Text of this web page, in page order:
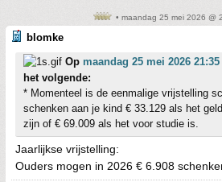
• maandag 25 mei 2026 @
blomke
Op maandag 25 mei 2026 21:35
het volgende:
* Momenteel is de eenmalige vrijstelling
schenken aan je kind € 33.129 als het
zijn of € 69.009 als het voor studie is.
Jaarlijkse vrijstelling:
Ouders mogen in 2026 € 6.908